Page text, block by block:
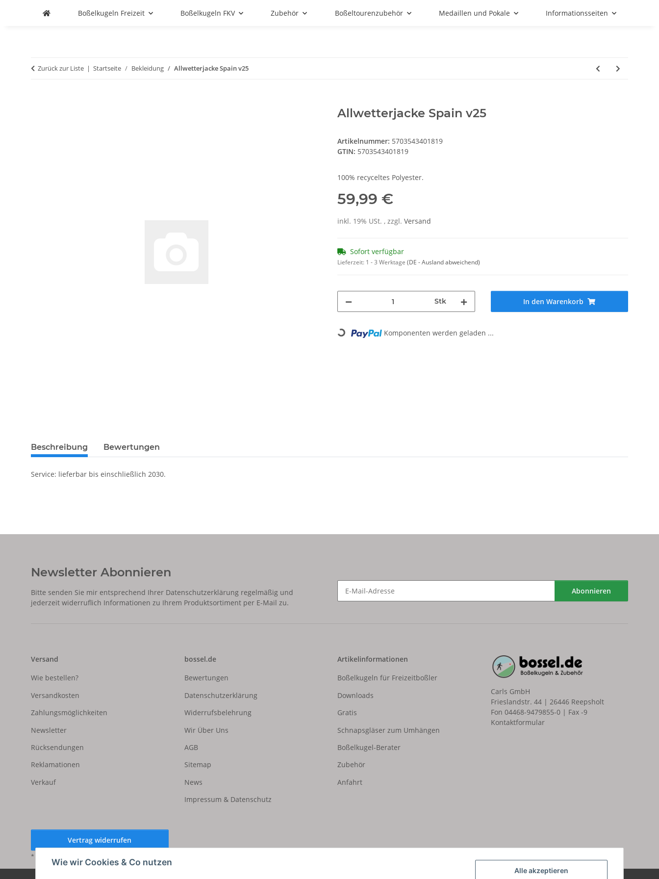
Alle akzeptieren
Wie wir Cookies & Co nutzen
Boßelkugeln Freizeit Boßelkugeln FKV Zubehör Boßeltourenzubehör Medaillen und Pokale Informationsseiten
Zurück zur Liste Startseite Bekleidung Allwetterjacke Spain v25
Allwetterjacke Spain v25
Artikelnummer: 5703543401819
GTIN: 5703543401819
100% recyceltes Polyester.
59,99 €
inkl. 19% USt. , zzgl. Versand
Sofort verfügbar
Lieferzeit: 1 - 3 Werktage (DE - Ausland abweichend)
Stk In den Warenkorb
Loading... Komponenten werden geladen ...
Beschreibung Bewertungen
Service: lieferbar bis einschließlich 2030.
Newsletter Abonnieren
Bitte senden Sie mir entsprechend Ihrer Datenschutzerklärung regelmäßig und
jederzeit widerruflich Informationen zu Ihrem Produktsortiment per E-Mail zu.
Abonnieren
Versand
Wie bestellen?
Versandkosten
Zahlungsmöglichkeiten
Newsletter
Rücksendungen
Reklamationen
Verkauf
bossel.de
Bewertungen
Datenschutzerklärung
Widerrufsbelehrung
Wir Über Uns
AGB
Sitemap
News
Impressum & Datenschutz
Artikelinformationen
Boßelkugeln für Freizeitboßler
Downloads
Gratis
Schnapsgläser zum Umhängen
Boßelkugel-Berater
Zubehör
Anfahrt
Carls GmbH
Frieslandstr. 44 | 26446 Reepsholt
Fon 04468-9479855-0 | Fax -9
Kontaktformular
Vertrag widerrufen
* Alle Preise inkl. gesetzlicher USt., zzgl.